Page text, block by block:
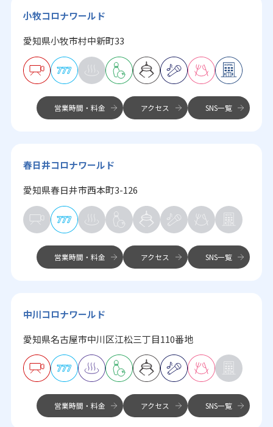
小牧コロナワールド
愛知県小牧市村中新町33
営業時間・料金 アクセス SNS一覧
春日井コロナワールド
愛知県春日井市西本町3-126
営業時間・料金 アクセス SNS一覧
中川コロナワールド
愛知県名古屋市中川区江松三丁目110番地
営業時間・料金 アクセス SNS一覧